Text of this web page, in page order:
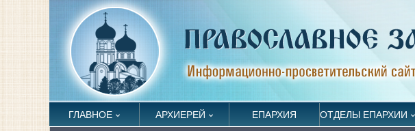
ГЛАВНОЕ АРХИЕРЕЙ ЕПАРХИЯ ОТДЕЛЫ ЕПАРХИИ